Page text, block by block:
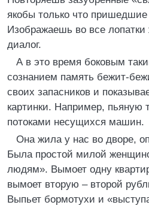
якобы только что
Изображаешь во все
диалог.
А в это время боковым
сознанием память бежит-
своих запасников и
картинки. Например, пьяную
потоками несущихся машин.
Она жила у нас во дворе,
Была простой милой
людям». Вымоет одну
вымоет вторую – второй
Выпьет бормотухи и